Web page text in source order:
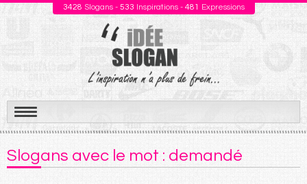
3428 Slogans - 533 Inspirations - 481 Expressions
Aller
au
contenu
Slogans avec le mot : demandé